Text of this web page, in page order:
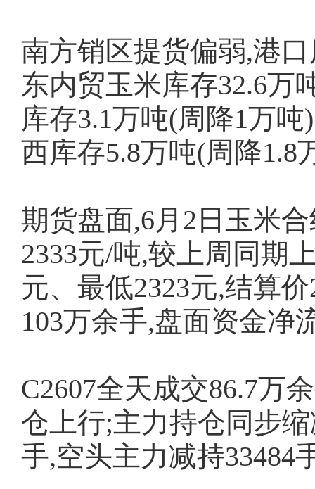
南方销区提货偏弱,港
东内贸玉米库存32.6万
库存3.1万吨(周降1万
西库存5.8万吨(周降1.8
期货盘面,6月2日玉米
2333元/吨,较上周同期
元、最低2323元,结算
103万余手,盘面资金净
C2607全天成交86.7万
仓上行;主力持仓同步
手,空头主力减持33484